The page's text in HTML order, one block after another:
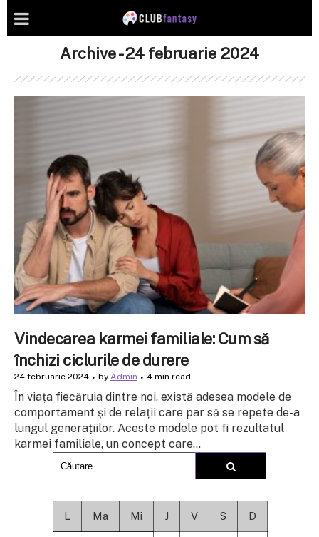
Archive - 24 februarie 2024
Vindecarea karmei familiale: Cum să
închizi ciclurile de durere
24 februarie 2024 by Admin 4 min read
În viața fiecăruia dintre noi, există adesea modele de
comportament și de relații care par să se repete de-a
lungul generațiilor. Aceste modele pot fi rezultatul
karmei familiale, un concept care...
L Ma Mi J V S D